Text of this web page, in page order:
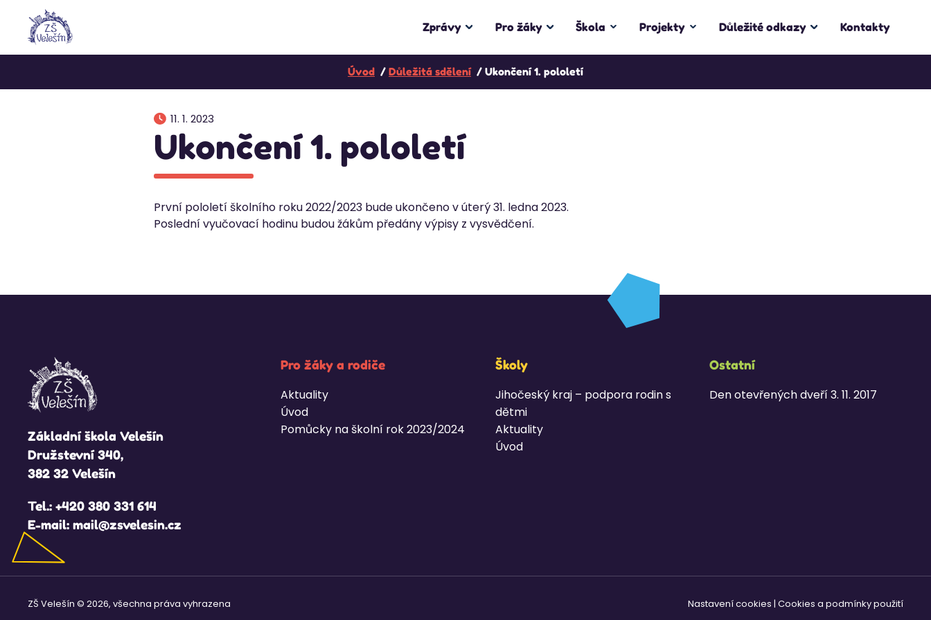
Zprávy Pro žáky Škola Projekty Důležité odkazy Kontakty
Úvod Důležitá sdělení Ukončení 1. pololetí
11. 1. 2023
Ukončení 1. pololetí
První pololetí školního roku 2022/2023 bude ukončeno v úterý 31. ledna 2023.
Poslední vyučovací hodinu budou žákům předány výpisy z vysvědčení.
Základní škola Velešín
Družstevní 340,
382 32 Velešín
Tel.: +420 380 331 614
E-mail: mail@zsvelesin.cz
Pro žáky a rodiče
Aktuality
Úvod
Pomůcky na školní rok 2023/2024
Školy
Jihočeský kraj – podpora rodin s
dětmi
Aktuality
Úvod
Ostatní
Den otevřených dveří 3. 11. 2017
ZŠ Velešín © 2026, všechna práva vyhrazena Nastavení cookies | Cookies a podmínky použití